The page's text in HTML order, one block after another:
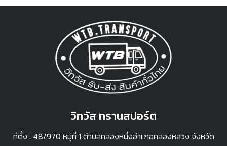
วิทวัส ทรานสปอร์ต
ที่ตั้ง : 48/970 หมู่ที่ 1 ตำบลคลองหนึ่งอำเภอคลองหลวง จังหวัด